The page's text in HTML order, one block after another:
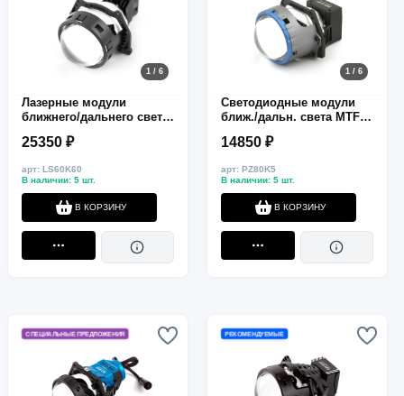
1 / 6
Лазерные модули
ближнего/дальнего света
линзованные,
48/60ВТ, 6000К, 3 дюйма,
25350 ₽
арт: LS60K60
В наличии: 5 шт.
В КОРЗИНУ
1 / 6
Светодиодные модули
ближ./дальн. света MTF
70/80Вт, 5500К, 3", к-кт.
14850 ₽
арт: PZ80K5
В наличии: 5 шт.
В КОРЗИНУ
СПЕЦИАЛЬНЫЕ ПРЕДЛОЖЕНИЯ РЕКОМЕНДУЕМЫЕ